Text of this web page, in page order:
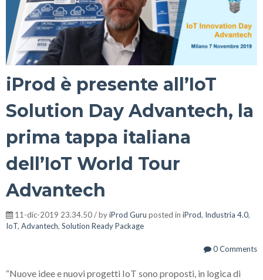
iProd è presente all’IoT
Solution Day Advantech, la
prima tappa italiana
dell’IoT World Tour
Advantech
11-dic-2019 23.34.50 / byiProd Guru posted in iProd, Industria 4.0,
IoT, Advantech, Solution Ready Package
0 Comments
“Nuove idee e nuovi progetti IoT sono proposti, in logica di